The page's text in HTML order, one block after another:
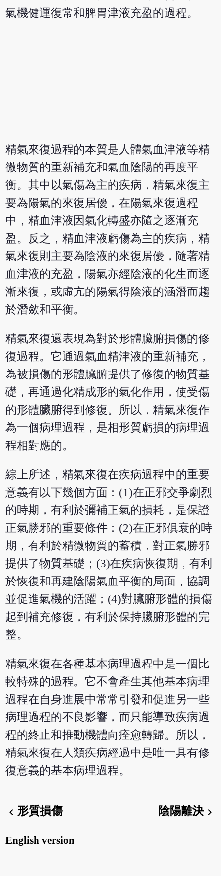
氣機健運復常和脾胃津液充盈的過程。
精氣來復過程的本質是人體氣血津液等精
微物質的重新補充和氣血陰陽的再度平
衡。其中以氣傷為主的疾病，精氣來復主
要為陽氣的來復居優，在陽氣來復過程
中，精血津液因氣化轉盛亦隨之逐漸充
盈。反之，精血津液虧傷為主的疾病，精
氣來復則主要為陰液的來復居優，隨著精
血津液的充盈，陽氣亦經陰液的化生而逐
漸來復，或虛亢的陽氣得陰液的涵潛而趨
於潛斂和平衡。
精氣來復還表現為對於形體臟腑損傷的修
復過程。它通過氣血精津液的重新補充，
為被損傷的形體臟腑提供了修復的物質基
礎，再通過化精成形的氣化作用，使受傷
的形體臟腑得到修復。所以，精氣來復作
為一個病理過程，是相形質虧損的病理過
程相對應的。
綜上所述，精氣來復在疾病過程中的重要
意義有以下幾個方面：(1)在正邪交爭劇烈
的時期，有利於彌補正氣的損耗，是保證
正氣勝邪的重要條件：(2)在正邪俱衰的時
期，有利於精微物質的蓄積，對正氣勝邪
提供了物質基礎；(3)在疾病恢復期，有利
於恢復和再建陰陽氣血平衡的局面，協調
並促進氣機的活躍；(4)對臟腑形體的損傷
起到補充修復，有利於保持臟腑形體的完
整。
精氣來復在各種基本病理過程中是一個比
較特殊的過程。它不會產生其他基本病理
過程在自身進展中常常引發和促進另一些
病理過程的不良影響，而只能導致疾病過
程的終止和推動機體向痊愈轉歸。所以，
精氣來復在人類疾病經過中是唯一具有修
復意義的基本病理過程。
chevron_left形質損傷 陰陽離決chevron_right
English version